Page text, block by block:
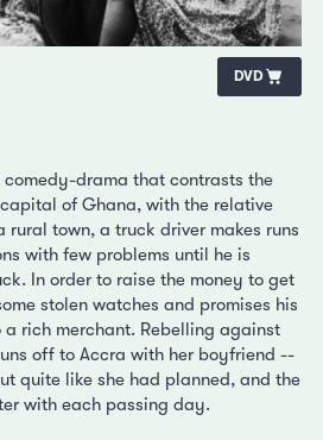
DVD
drama that contrasts the
of Ghana, with the relative
rural town, a truck driver makes runs
with few problems until he is
In order to raise the money to get
stolen watches and promises his
rich merchant. Rebelling against
off to Accra with her boyfriend --
quite like she had planned, and the
with each passing day.